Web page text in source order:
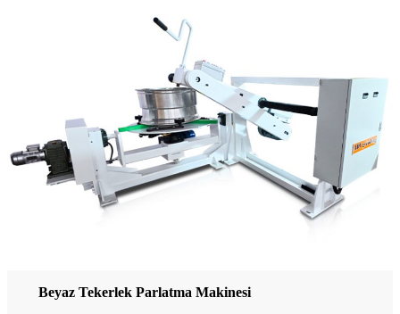
Beyaz Tekerlek Parlatma Makinesi